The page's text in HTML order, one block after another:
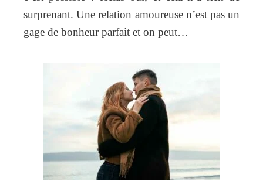
surprenant. Une relation amoureuse n’est pas un
gage de bonheur parfait et on peut…